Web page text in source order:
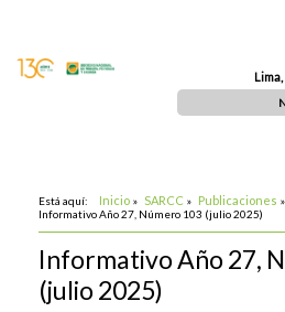
Está aquí: Inicio » SARCC » Publicaciones »
Informativo Año 27, Número 103 (julio 2025)
Informativo Año 27,
(julio 2025)